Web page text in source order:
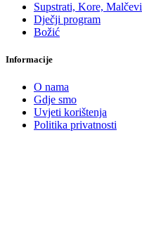
Supstrati, Kore, Malčevi
Dječji program
Božić
Informacije
O nama
Gdje smo
Uvjeti korištenja
Politika privatnosti